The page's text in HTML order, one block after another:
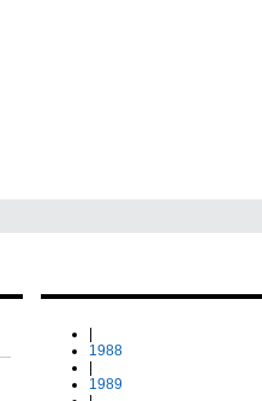
1988
1989